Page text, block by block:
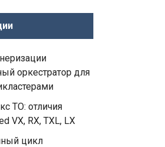
оркестратор для
ТО: отличия
VX, RX, TXL, LX
цикл